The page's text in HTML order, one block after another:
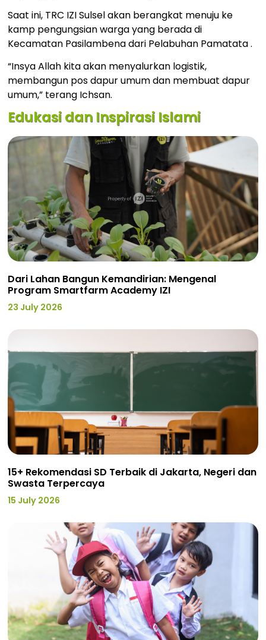
Saat ini, TRC IZI Sulsel akan berangkat menuju ke
kamp pengungsian warga yang berada di
Kecamatan Pasilambena dari Pelabuhan Pamatata .
“Insya Allah kita akan menyalurkan logistik,
membangun pos dapur umum dan membuat dapur
umum,” terang Ichsan.
Edukasi dan Inspirasi Islami
Dari Lahan Bangun Kemandirian: Mengenal
Program Smartfarm Academy IZI
23 July 2026
15+ Rekomendasi SD Terbaik di Jakarta, Negeri dan
Swasta Terpercaya
15 July 2026